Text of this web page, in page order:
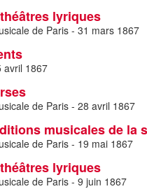
lyriques
de Paris - 31 mars 1867
avril 1867
de Paris - 28 avril 1867
musicales de la
de Paris - 19 mai 1867
lyriques
de Paris - 9 juin 1867